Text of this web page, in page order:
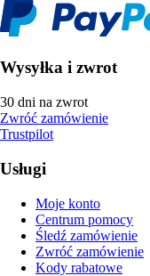
Wysyłka i zwrot
30 dni na zwrot
Zwróć zamówienie
Trustpilot
Usługi
Moje konto
Centrum pomocy
Śledź zamówienie
Zwróć zamówienie
Kody rabatowe